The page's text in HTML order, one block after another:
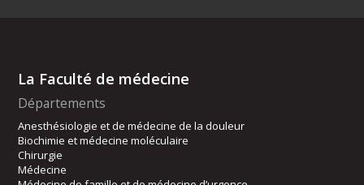
La Faculté de médecine
Départements
Anesthésiologie et de médecine de la douleur
Biochimie et médecine moléculaire
Chirurgie
Médecine